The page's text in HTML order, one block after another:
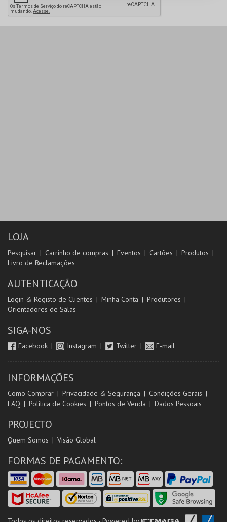
LOJA
Pesquisar Carrinho de compras Eventos Cartões
Produtos
Livro de Reclamações
AUTENTICAÇÃO
Login & Registo de Clientes Minha Conta
Produtores
Orientadores de Salas
SIGA-NOS
Facebook Instagram Twitter E-mail
INFORMAÇÕES
Como Comprar Privacidade & Segurança
Condições Gerais
FAQ
Política de Cookies Pontos de Venda Dados Pessoais
PROJECTO
Quem Somos Visão Global
FORMAS DE PAGAMENTO: